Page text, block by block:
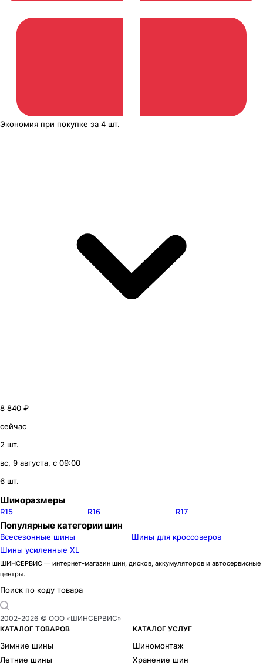
Экономия при покупке за 4 шт.
8 840 ₽
сейчас
2 шт.
вс, 9 августа, с 09:00
6 шт.
Шиноразмеры
R15 R16 R17
Популярные категории шин
Всесезонные шины
Шины для кроссоверов
Шины усиленные XL
ШИНСЕРВИС — интернет-магазин шин, дисков, аккумуляторов и автосервисные
центры.
Поиск по коду товара
2002-2026 © ООО «ШИНСЕРВИС»
КАТАЛОГ ТОВАРОВ
Зимние шины
Летние шины
КАТАЛОГ УСЛУГ
Шиномонтаж
Хранение шин